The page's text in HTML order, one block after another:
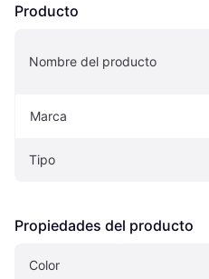
Producto
Nombre del producto
Marca
Tipo
Propiedades del producto
Color